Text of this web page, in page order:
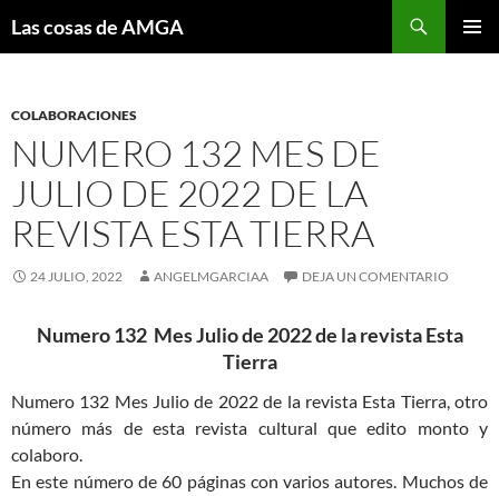
Las cosas de AMGA
COLABORACIONES
NUMERO 132 MES DE
JULIO DE 2022 DE LA
REVISTA ESTA TIERRA
24 JULIO, 2022 ANGELMGARCIAA DEJA UN COMENTARIO
Numero 132 Mes Julio de 2022 de la revista Esta
Tierra
Numero 132 Mes Julio de 2022 de la revista Esta Tierra, otro
número más de esta revista cultural que edito monto y
colaboro.
En este número de 60 páginas con varios autores. Muchos de